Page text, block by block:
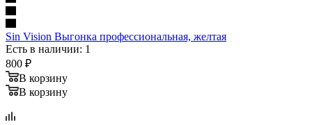
Sin Vision Выгонка профеccиональная, желтая
Есть в наличии: 1
800 ₽
В корзину
В корзину